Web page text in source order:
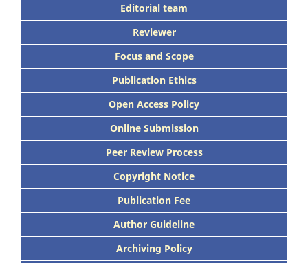
Editorial team
Reviewer
Focus and Scope
Publication Ethics
Open Access Policy
Online Submission
Peer Review Process
Copyright Notice
Publication Fee
Author Guideline
Archiving Policy